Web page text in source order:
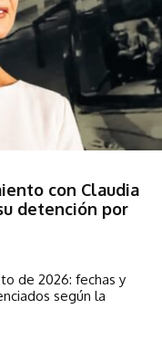
con Claudia
detención por
de 2026: fechas y
según la